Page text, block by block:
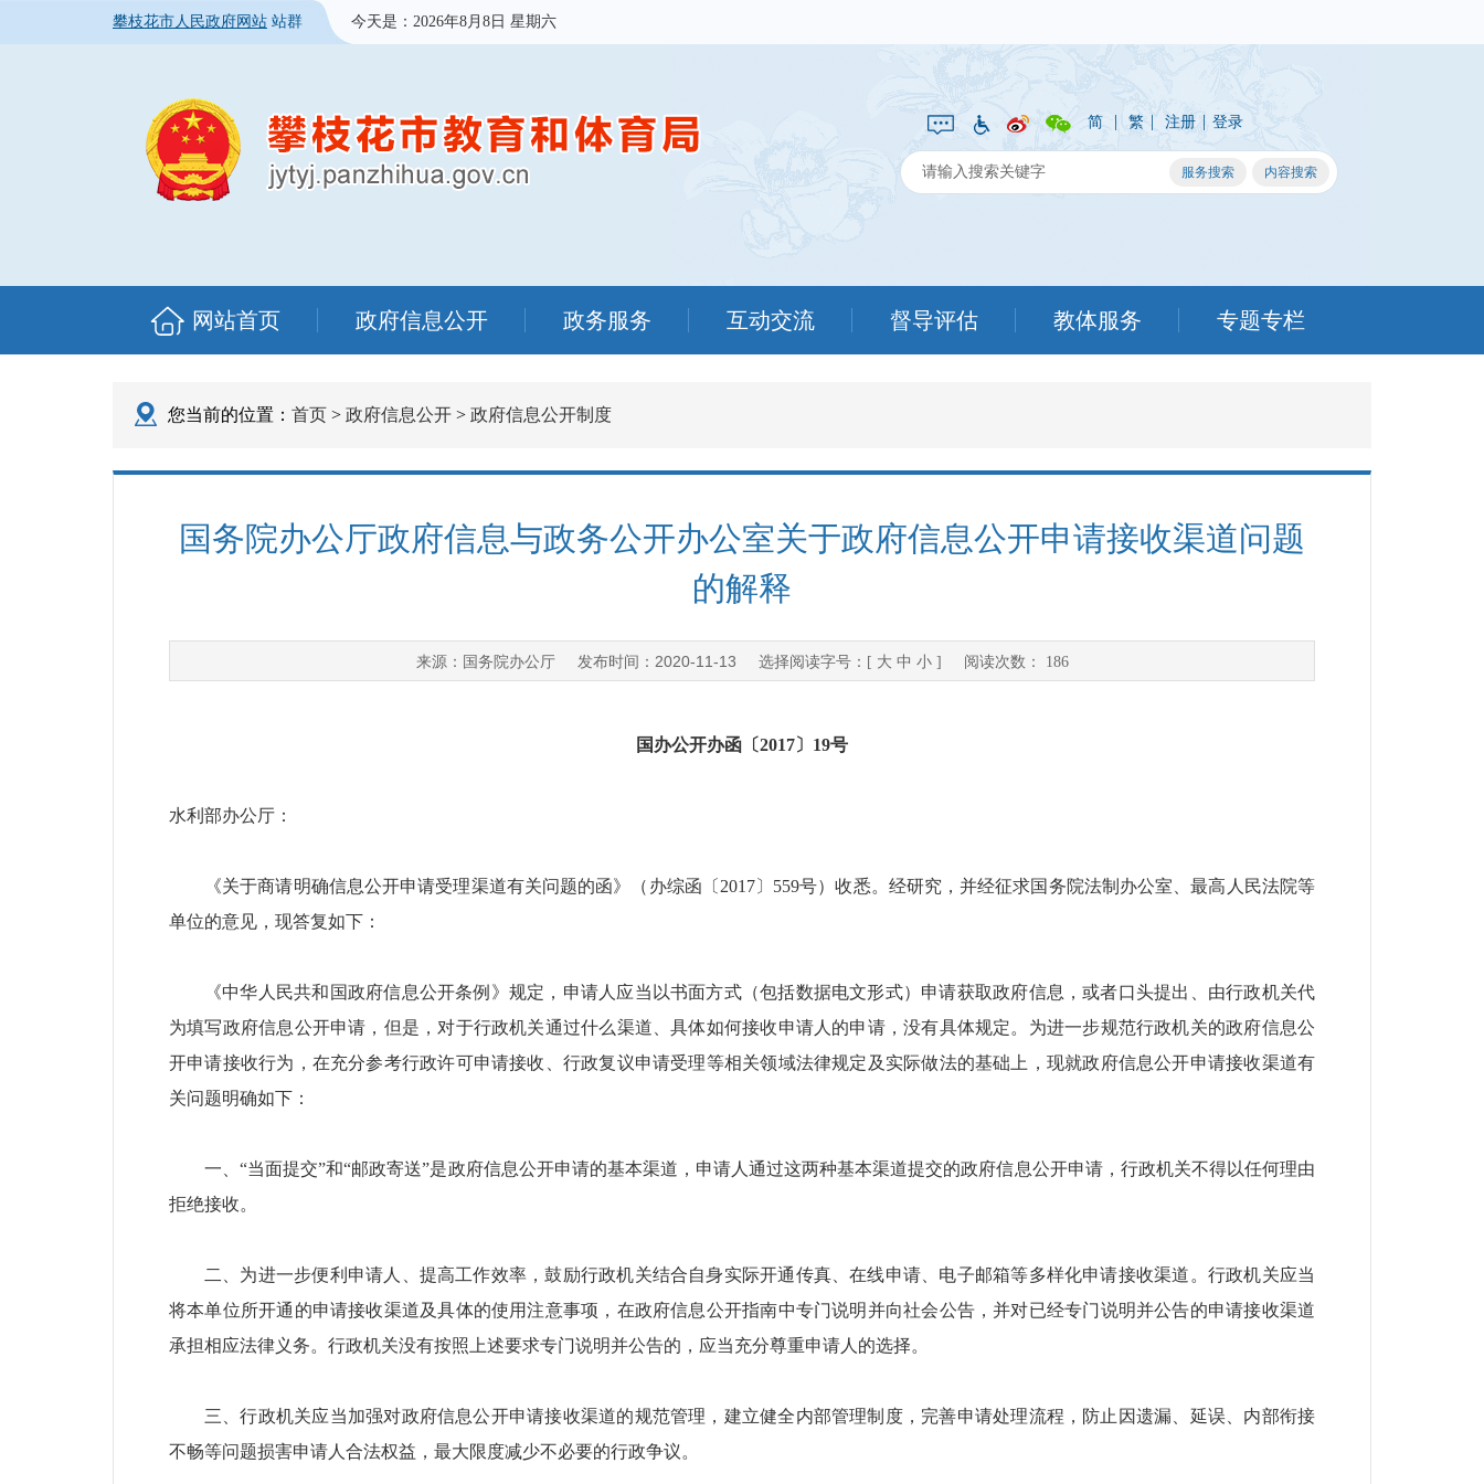
攀枝花市人民政府网站 站群 今天是： 2026年8月8日 星期六
简 | 繁 | 注册 | 登录
网站首页 政府信息公开 政务服务 互动交流 督导评估 教体服务 专题专栏
您当前的位置： 首页 > 政府信息公开 > 政府信息公开制度
国务院办公厅政府信息与政务公开办公室关于政府信息公开申请接收渠道问题
的解释
来源： 国务院办公厅发布时间： 2020-11-13 选择阅读字号：[ 大 中 小] 阅读次数： 186
国办公开办函〔2017〕19号
水利部办公厅：
《关于商请明确信息公开申请受理渠道有关问题的函》（办综函〔2017〕559号）收悉。经研究，并经征求国务院法制办公室、最高人民法院等
单位的意见，现答复如下：
《中华人民共和国政府信息公开条例》规定，申请人应当以书面方式（包括数据电文形式）申请获取政府信息，或者口头提出、由行政机关代
为填写政府信息公开申请，但是，对于行政机关通过什么渠道、具体如何接收申请人的申请，没有具体规定。为进一步规范行政机关的政府信息公
开申请接收行为，在充分参考行政许可申请接收、行政复议申请受理等相关领域法律规定及实际做法的基础上，现就政府信息公开申请接收渠道有
关问题明确如下：
一、“当面提交”和“邮政寄送”是政府信息公开申请的基本渠道，申请人通过这两种基本渠道提交的政府信息公开申请，行政机关不得以任何理由
拒绝接收。
二、为进一步便利申请人、提高工作效率，鼓励行政机关结合自身实际开通传真、在线申请、电子邮箱等多样化申请接收渠道。行政机关应当
将本单位所开通的申请接收渠道及具体的使用注意事项，在政府信息公开指南中专门说明并向社会公告，并对已经专门说明并公告的申请接收渠道
承担相应法律义务。行政机关没有按照上述要求专门说明并公告的，应当充分尊重申请人的选择。
三、行政机关应当加强对政府信息公开申请接收渠道的规范管理，建立健全内部管理制度，完善申请处理流程，防止因遗漏、延误、内部衔接
不畅等问题损害申请人合法权益，最大限度减少不必要的行政争议。